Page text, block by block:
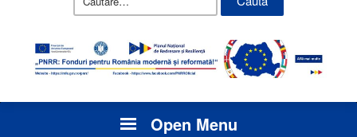
Open Menu